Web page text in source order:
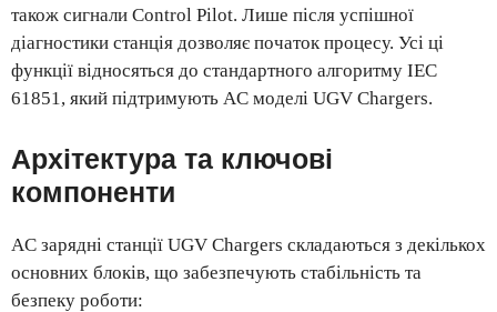
також сигнали Control Pilot. Лише після успішної
діагностики станція дозволяє початок процесу. Усі ці
функції відносяться до стандартного алгоритму IEC
61851, який підтримують AC моделі UGV Chargers.
Архітектура та ключові
компоненти
AC зарядні станції UGV Chargers складаються з декількох
основних блоків, що забезпечують стабільність та
безпеку роботи: